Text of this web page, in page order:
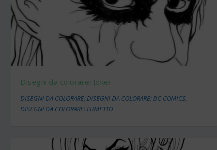
Disegni da colorare: Joker
DISEGNI DA COLORARE,DISEGNI DA COLORARE: DC COMICS,
DISEGNI DA COLORARE: FUMETTO